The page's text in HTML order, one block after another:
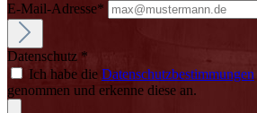
E-Mail-Adresse*
Datenschutz *
Ich habe die Datenschutzbestimmungen
genommen und erkenne diese an.